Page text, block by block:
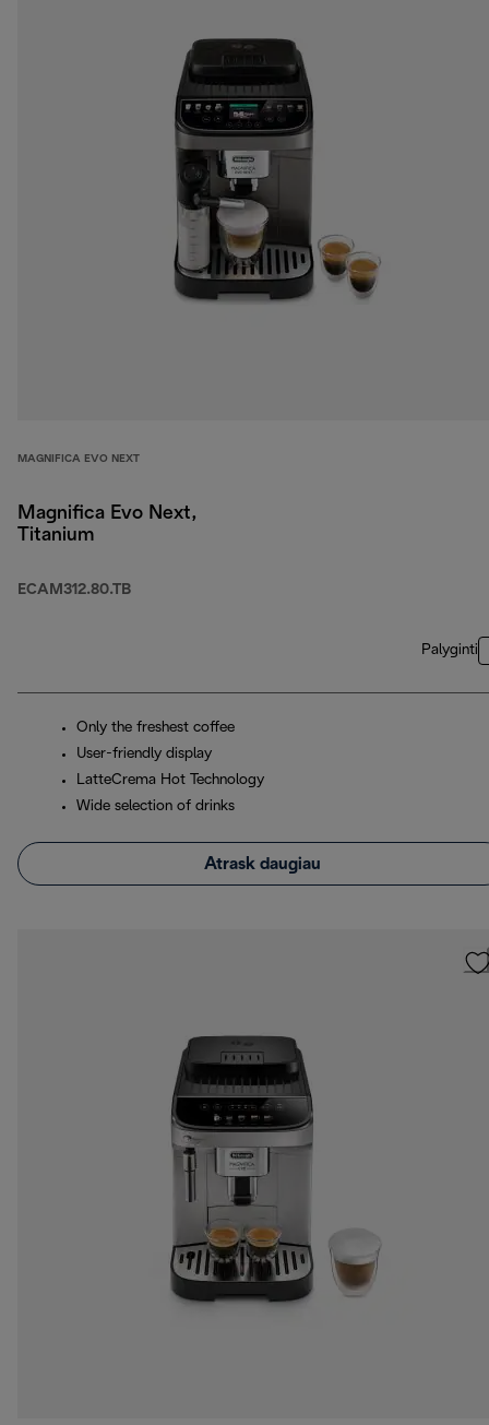
MAGNIFICA EVO NEXT
Magnifica Evo Next,
Titanium
ECAM312.80.TB
Palyginti
Only the freshest coffee
User-friendly display
LatteCrema Hot Technology
Wide selection of drinks
Atrask daugiau